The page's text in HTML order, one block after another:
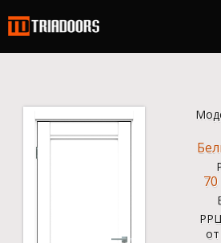
Стать дилером
Контакты
+7 (495) 150-95-
ежедневно 9:00 -
от